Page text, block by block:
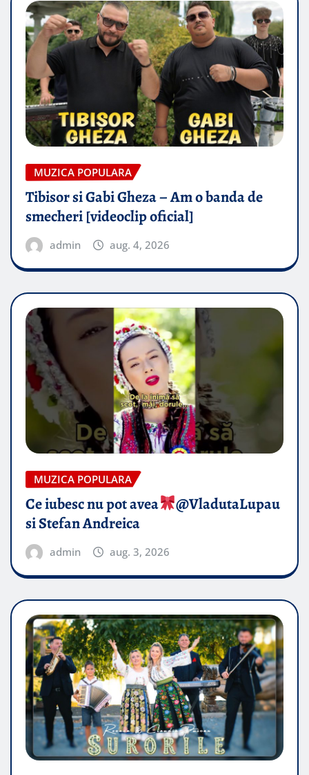
MUZICA POPULARA
Tibisor si Gabi Gheza – Am o banda de
smecheri [videoclip oficial]
admin aug. 4, 2026
MUZICA POPULARA
Ce iubesc nu pot avea
​@VladutaLupau
si Stefan Andreica
admin aug. 3, 2026